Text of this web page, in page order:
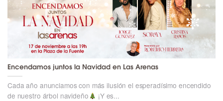
Encendamos juntos la Navidad en Las Arenas
Cada año anunciamos con más ilusión el esperadísimo encendido
de nuestro árbol navideño
¡Y es...